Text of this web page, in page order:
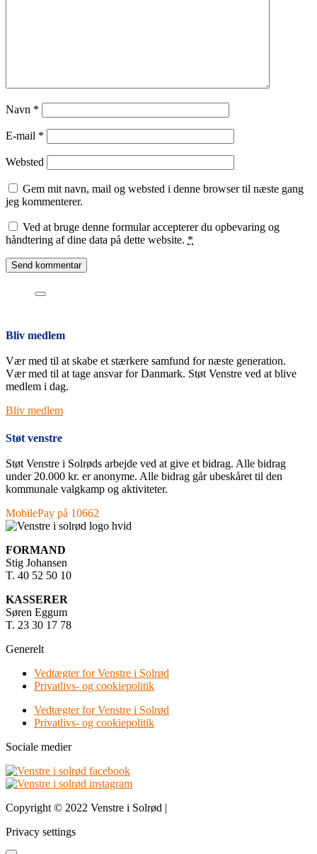
Navn *
E-mail *
Websted
Gem mit navn, mail og websted i denne browser til næste gang
jeg kommenterer.
Ved at bruge denne formular accepterer du opbevaring og
håndtering af dine data på dette website. *
Bliv medlem
Vær med til at skabe et stærkere samfund for næste generation.
Vær med til at tage ansvar for Danmark. Støt Venstre ved at blive
medlem i dag.
Bliv medlem
Støt venstre
Støt Venstre i Solrøds arbejde ved at give et bidrag. Alle bidrag
under 20.000 kr. er anonyme. Alle bidrag går ubeskåret til den
kommunale valgkamp og aktiviteter.
MobilePay på 10662
FORMAND
Stig Johansen
T. 40 52 50 10
KASSERER
Søren Eggum
T. 23 30 17 78
Generelt
Vedtægter for Venstre i Solrød
Privatlivs- og cookiepolitik
Vedtægter for Venstre i Solrød
Privatlivs- og cookiepolitik
Sociale medier
Copyright © 2022 Venstre i Solrød |
Privacy settings